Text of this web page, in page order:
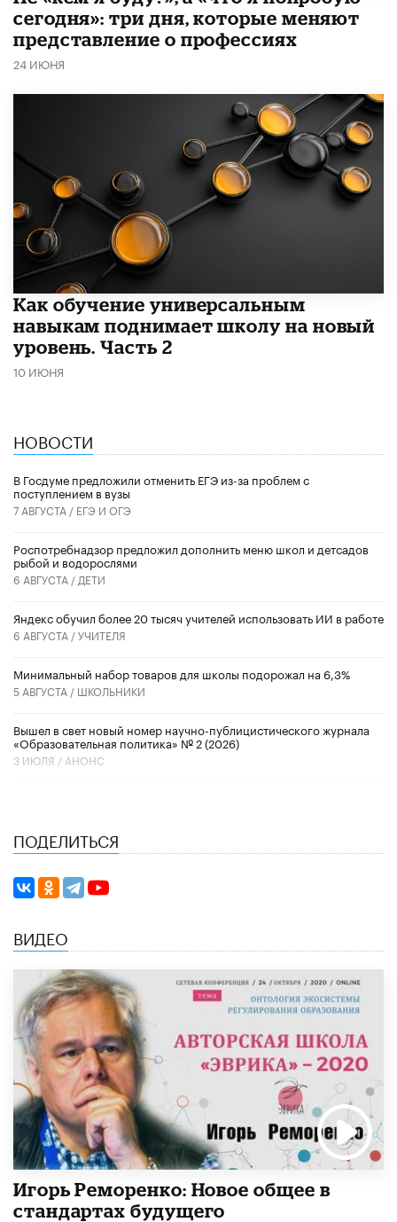
сегодня»: три дня, которые меняют
представление о профессиях
24 ИЮНЯ
​Как обучение универсальным
навыкам поднимает школу на новый
уровень. Часть 2
10 ИЮНЯ
НОВОСТИ
В Госдуме предложили отменить ЕГЭ из-за проблем с
поступлением в вузы
7 АВГУСТА / ЕГЭ И ОГЭ
Роспотребнадзор предложил дополнить меню школ и детсадов
рыбой и водорослями
6 АВГУСТА / ДЕТИ
​Яндекс обучил более 20 тысяч учителей использовать ИИ в работе
6 АВГУСТА /УЧИТЕЛЯ
Минимальный набор товаров для школы подорожал на 6,3%
5 АВГУСТА / ШКОЛЬНИКИ
Вышел в свет новый номер научно-публицистического журнала
«Образовательная политика» № 2 (2026)
3 ИЮЛЯ / АНОНС
ПОДЕЛИТЬСЯ
ВИДЕО
Игорь Реморенко: Новое общее в
стандартах будущего